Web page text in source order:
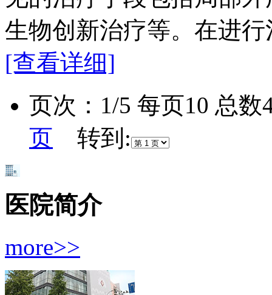
生物创新治疗等。在进
[查看详细]
页次：1/5 每页10 总
页 转到:
医院简介
more>>